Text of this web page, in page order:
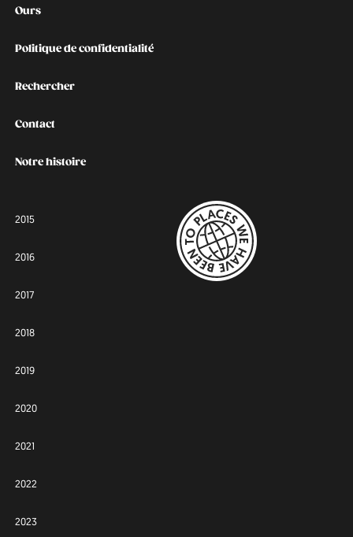
Ours
Politique de confidentialité
Rechercher
Contact
Notre histoire
2015
2016
2017
2018
2019
2020
2021
2022
2023